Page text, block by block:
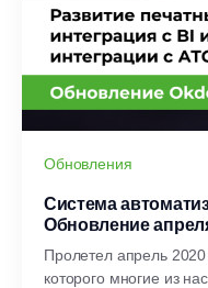
Обновления
Система
Обновление
Пролетел апрель
которого многие из